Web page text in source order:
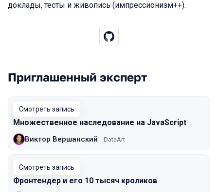
доклады, тесты и живопись (импрессионизм++).
Выступления в сезоне 2021 Moscow
Приглашенный эксперт
Смотреть запись
Множественное наследование на JavaScript
Виктор Вершанский DataArt
Смотреть запись
Фронтендер и его 10 тысяч кроликов